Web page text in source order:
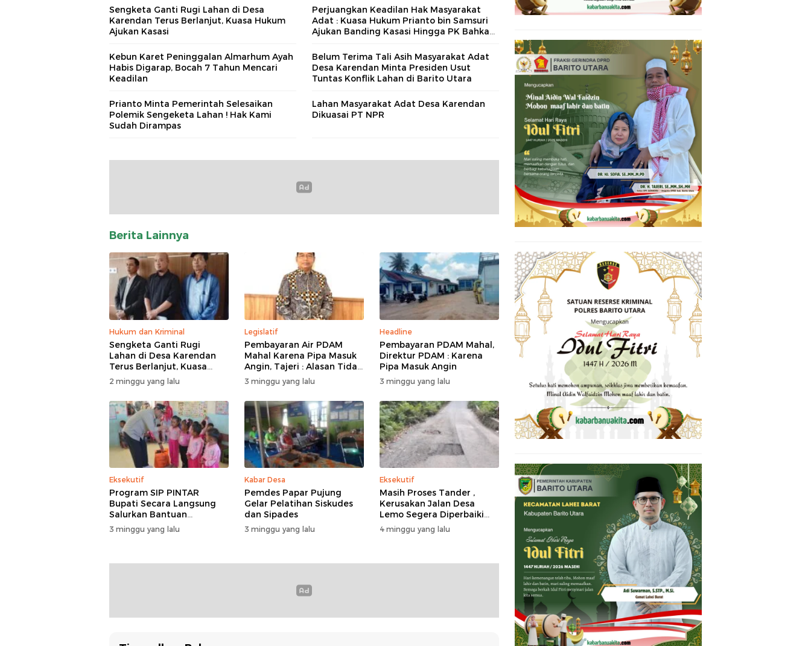
Sengketa Ganti Rugi Lahan di Desa
Karendan Terus Berlanjut, Kuasa Hukum
Ajukan Kasasi
Perjuangkan Keadilan Hak Masyarakat
Adat : Kuasa Hukum Prianto bin Samsuri
Ajukan Banding Kasasi Hingga PK Bahkan
Kebun Karet Peninggalan Almarhum Ayah
Habis Digarap, Bocah 7 Tahun Mencari
Keadilan
Belum Terima Tali Asih Masyarakat Adat
Desa Karendan Minta Presiden Usut
Tuntas Konflik Lahan di Barito Utara
Prianto Minta Pemerintah Selesaikan
Polemik Sengeketa Lahan ! Hak Kami
Sudah Dirampas
Lahan Masyarakat Adat Desa Karendan
Dikuasai PT NPR
Berita Lainnya
Hukum dan Kriminal
Sengketa Ganti Rugi
Lahan di Desa Karendan
Terus Berlanjut, Kuasa
Hukum Ajukan Kasasi
2 minggu yang lalu
Legislatif
Pembayaran Air PDAM
Mahal Karena Pipa Masuk
Angin, Tajeri : Alasan Tidak
Masuk Akal
3 minggu yang lalu
Headline
Pembayaran PDAM Mahal,
Direktur PDAM : Karena
Pipa Masuk Angin
3 minggu yang lalu
Eksekutif
Program SIP PINTAR
Bupati Secara Langsung
Salurkan Bantuan
Pendidikan di Desa
Mampuak ll
3 minggu yang lalu
Kabar Desa
Pemdes Papar Pujung
Gelar Pelatihan Siskudes
dan Sipades
3 minggu yang lalu
Eksekutif
Masih Proses Tander ,
Kerusakan Jalan Desa
Lemo Segera Diperbaiki
Tahun Ini
4 minggu yang lalu